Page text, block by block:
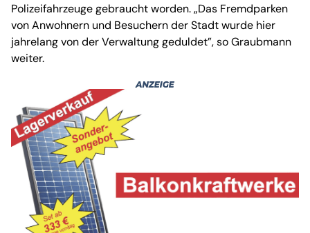
Polizeifahrzeuge gebraucht worden. „Das Fremdparken
von Anwohnern und Besuchern der Stadt wurde hier
jahrelang von der Verwaltung geduldet”, so Graubmann
weiter.